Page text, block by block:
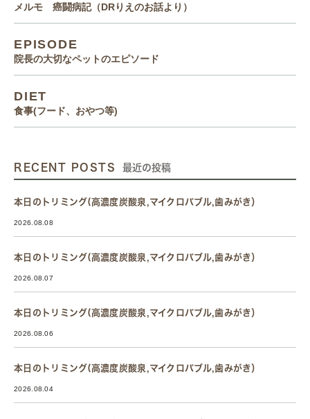
メルモ 癌闘病記（DRりえのお話より）
EPISODE
院長の大切なペットのエピソード
DIET
食事(フード、おやつ等)
RECENT POSTS 最近の投稿
本日のトリミング(高濃度炭酸泉,マイクロバブル,歯みがき）
2026.08.08
本日のトリミング(高濃度炭酸泉,マイクロバブル,歯みがき）
2026.08.07
本日のトリミング(高濃度炭酸泉,マイクロバブル,歯みがき）
2026.08.06
本日のトリミング(高濃度炭酸泉,マイクロバブル,歯みがき）
2026.08.04